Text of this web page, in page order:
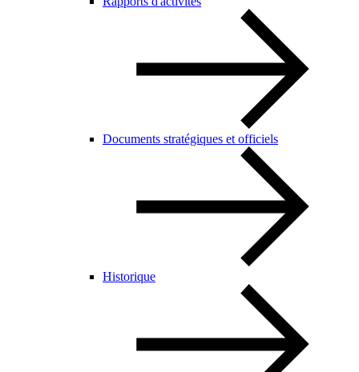
Documents stratégiques et officiels
Historique